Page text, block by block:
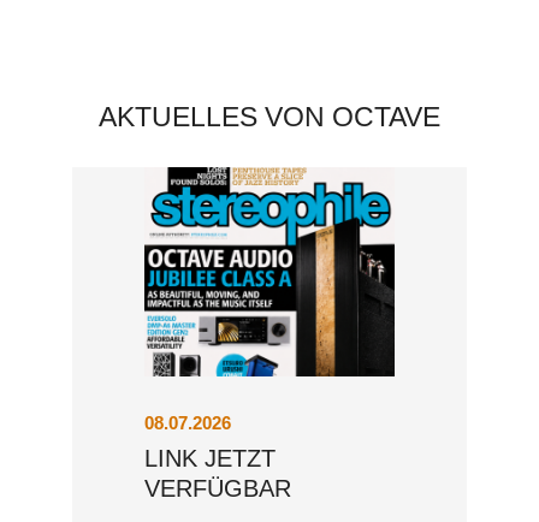
SUPER BLACK BOX
AKTUELLES VON OCTAVE
08.07.2026
LINK JETZT
VERFÜGBAR